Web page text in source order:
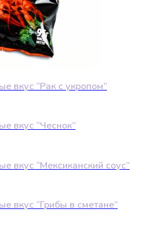
вкус “Рак с укропом”
вкус “Чеснок”
вкус “Мексиканский соус”
вкус “Грибы в сметане”